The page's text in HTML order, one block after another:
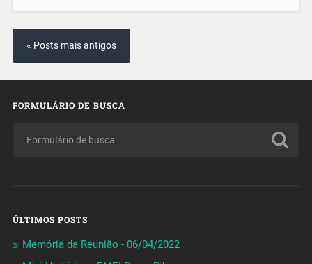
« Posts mais antigos
FORMULÁRIO DE BUSCA
ÚLTIMOS POSTS
Memória da Reunião - 06/04/2022